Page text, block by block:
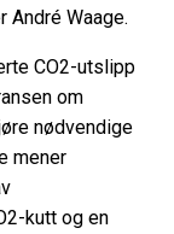
Waage.
CO2-utslipp
om
nødvendige
mener
kutt og en